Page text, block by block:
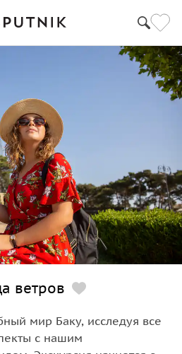
ветров
мир Баку, исследуя все
с нашим